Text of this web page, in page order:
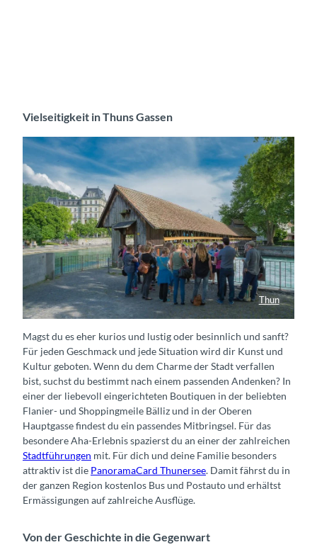
Vielseitigkeit in Thuns Gassen
Thun
Stadtführung Thun
Magst du es eher kurios und lustig oder besinnlich und sanft?
Für jeden Geschmack und jede Situation wird dir Kunst und
Kultur geboten. Wenn du dem Charme der Stadt verfallen
bist, suchst du bestimmt nach einem passenden Andenken? In
einer der liebevoll eingerichteten Boutiquen in der beliebten
Flanier- und Shoppingmeile Bälliz und in der Oberen
Hauptgasse findest du ein passendes Mitbringsel. Für das
besondere Aha-Erlebnis spazierst du an einer der zahlreichen
Stadtführungen mit. Für dich und deine Familie besonders
attraktiv ist die PanoramaCard Thunersee. Damit fährst du in
der ganzen Region kostenlos Bus und Postauto und erhältst
Ermässigungen auf zahlreiche Ausflüge.
Von der Geschichte in die Gegenwart